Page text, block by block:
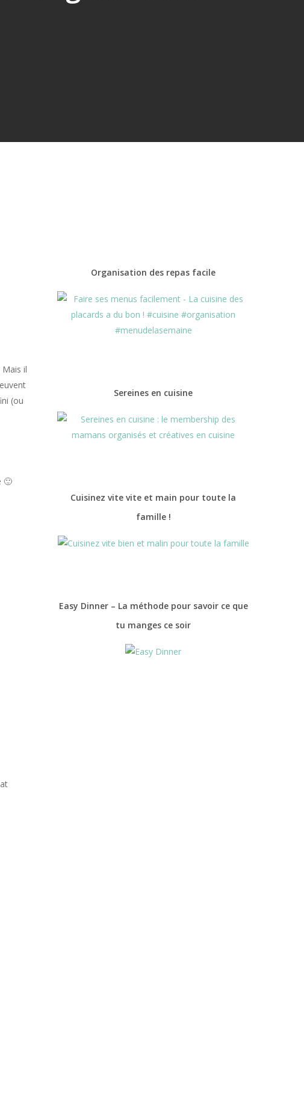
il
(ou
🙂
Organisation des repas facile
Sereines en cuisine
Cuisinez vite vite et main pour toute la
famille !
Easy Dinner – La méthode pour savoir ce que
tu manges ce soir